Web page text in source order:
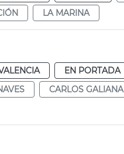
LA MARINA
EN PORTADA
CARLOS GALIANA